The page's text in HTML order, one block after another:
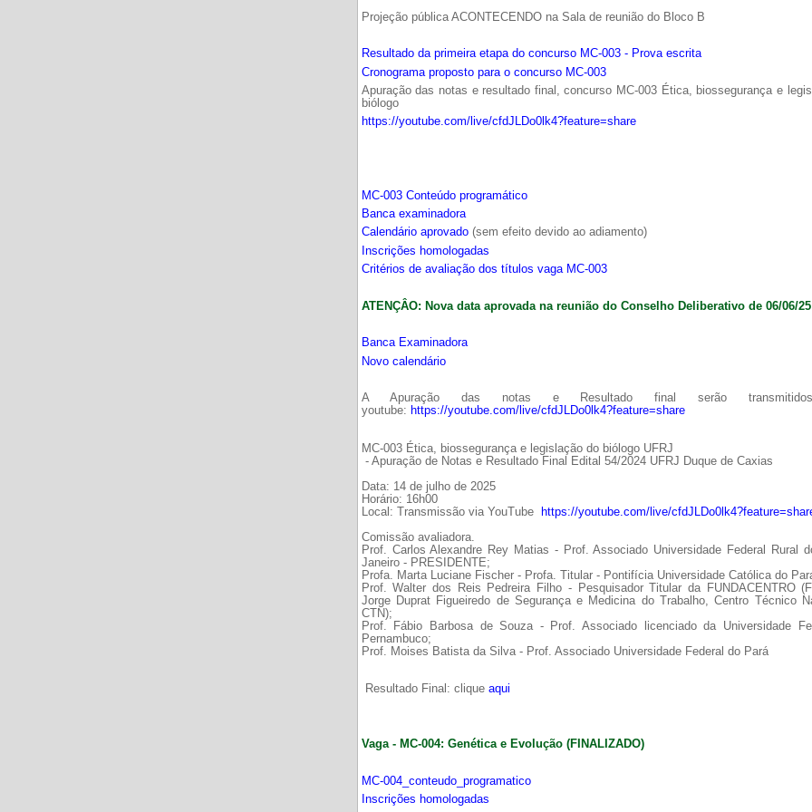
Projeção pública ACONTECENDO na Sala de reunião do Bloco B
Resultado da primeira etapa do concurso MC-003 - Prova escrita
Cronograma proposto para o concurso MC-003
Apuração das notas e resultado final, concurso MC-003 Ética, biossegurança e
biólogo
https://youtube.com/live/cfdJLDo0lk4?feature=share
MC-003 Conteúdo programático
Banca examinadora
Calendário aprovado(sem efeito devido ao adiamento)
Inscrições homologadas
Critérios de avaliação dos títulos vaga MC-003
ATENÇÂO: Nova data aprovada na reunião do Conselho Deliberativo de 06/06/25
Banca Examinadora
Novo calendário
A Apuração das notas e Resultado final serão
youtube: https://youtube.com/live/cfdJLDo0lk4?feature=share
MC-003 Ética, biossegurança e legislação do biólogo UFRJ
- Apuração de Notas e Resultado Final Edital 54/2024 UFRJ Duque de Caxias
Data: 14 de julho de 2025
Horário: 16h00
Local: Transmissão via YouTube
https://youtube.com/live/
Comissão avaliadora.
Prof. Carlos Alexandre Rey Matias - Prof. Associado Universidade Federal Rural
Janeiro - PRESIDENTE;
Profa. Marta Luciane Fischer - Profa. Titular - Pontifícia Universidade Católica do
Prof. Walter dos Reis Pedreira Filho - Pesquisador Titular da FUNDACENTRO
Jorge Duprat Figueiredo de Segurança e Medicina do Trabalho, Centro Técnico
CTN);
Prof. Fábio Barbosa de Souza - Prof. Associado licenciado da Universidade
Pernambuco;
Prof. Moises Batista da Silva - Prof. Associado Universidade Federal do Pará
Resultado Final: clique aqui
Vaga - MC-004: Genética e Evolução (FINALIZADO)
MC-004_conteudo_programatico
Inscrições homologadas